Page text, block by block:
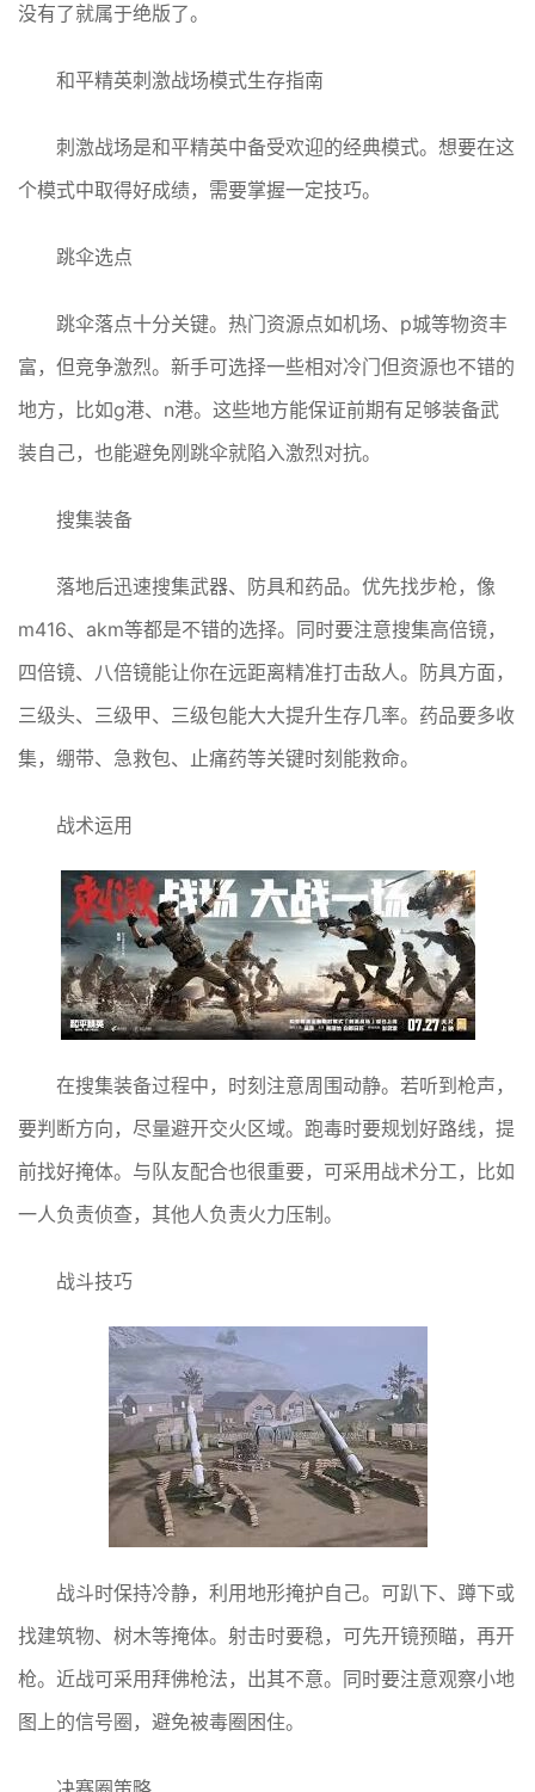
没有了就属于绝版了。
和平精英刺激战场模式生存指南
刺激战场是和平精英中备受欢迎的经典模式。想要在这
个模式中取得好成绩，需要掌握一定技巧。
跳伞选点
跳伞落点十分关键。热门资源点如机场、p城等物资丰
富，但竞争激烈。新手可选择一些相对冷门但资源也不错的
地方，比如g港、n港。这些地方能保证前期有足够装备武
装自己，也能避免刚跳伞就陷入激烈对抗。
搜集装备
落地后迅速搜集武器、防具和药品。优先找步枪，像
m416、akm等都是不错的选择。同时要注意搜集高倍镜，
四倍镜、八倍镜能让你在远距离精准打击敌人。防具方面，
三级头、三级甲、三级包能大大提升生存几率。药品要多收
集，绷带、急救包、止痛药等关键时刻能救命。
战术运用
在搜集装备过程中，时刻注意周围动静。若听到枪声，
要判断方向，尽量避开交火区域。跑毒时要规划好路线，提
前找好掩体。与队友配合也很重要，可采用战术分工，比如
一人负责侦查，其他人负责火力压制。
战斗技巧
战斗时保持冷静，利用地形掩护自己。可趴下、蹲下或
找建筑物、树木等掩体。射击时要稳，可先开镜预瞄，再开
枪。近战可采用拜佛枪法，出其不意。同时要注意观察小地
图上的信号圈，避免被毒圈困住。